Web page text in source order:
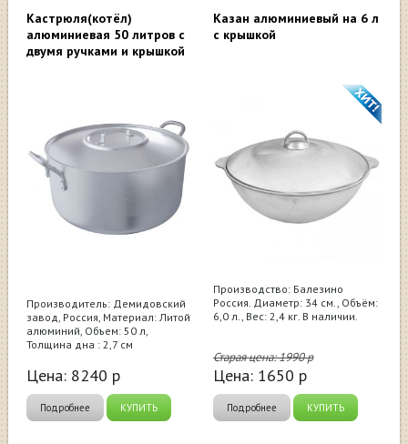
Кастрюля(котёл)
алюминиевая 50 литров с
двумя ручками и крышкой
Производитель: Демидовский
завод, Россия, Материал: Литой
алюминий, Объем: 50 л,
Толщина дна : 2,7 см
Цена: 8240 р
Подробнее КУПИТЬ
Казан алюминиевый на 6 л
с крышкой
Производство: Балезино
Россия. Диаметр: 34 см., Объём:
6,0 л., Вес: 2,4 кг. В наличии.
Старая цена:1990р
Цена: 1650 р
Подробнее КУПИТЬ